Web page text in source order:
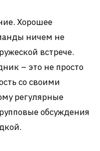
Хорошее
ничем не
встрече.
– это не просто
со своими
регулярные
обсуждения